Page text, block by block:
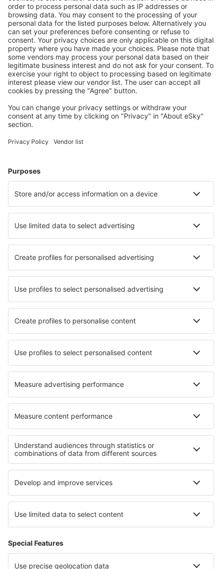
Vyberte si z více než 1.3 milionu zařízení: hotelů,
apartmánů, chat a dalších.
Uživateli eSky nejčastěji hledané ubytování
Ubytování v Kanadě - Oblíbená města
Ubytování v Calgary Ubytování v Torontu
Ubytování v Edmontonu (AB) Ubytování v Montrealu
Ubytování in Piedmont Ubytování in Richmond
Nejlepší ubytování - města
Ubytování in Passariano Ubytování in Medisoru Mic
Ubytování in Wolka Kosowska
Ubytování in Áno Khóra Ubytování in Karlovac
Ubytování in Sankt Georgen ob Murau Ubytování in Euerdorf
Nejlepší ubytování - regiony
Ubytování na Ostrově prince Edwarda
Ubytování v Národním parku Jasper
Ubytování v Central Anatolia
Ubytování in Mesa Verde National Park
Ubytování na ostrově Sylt Ubytování v Tambopata
Ubytování in Wolfgangsee